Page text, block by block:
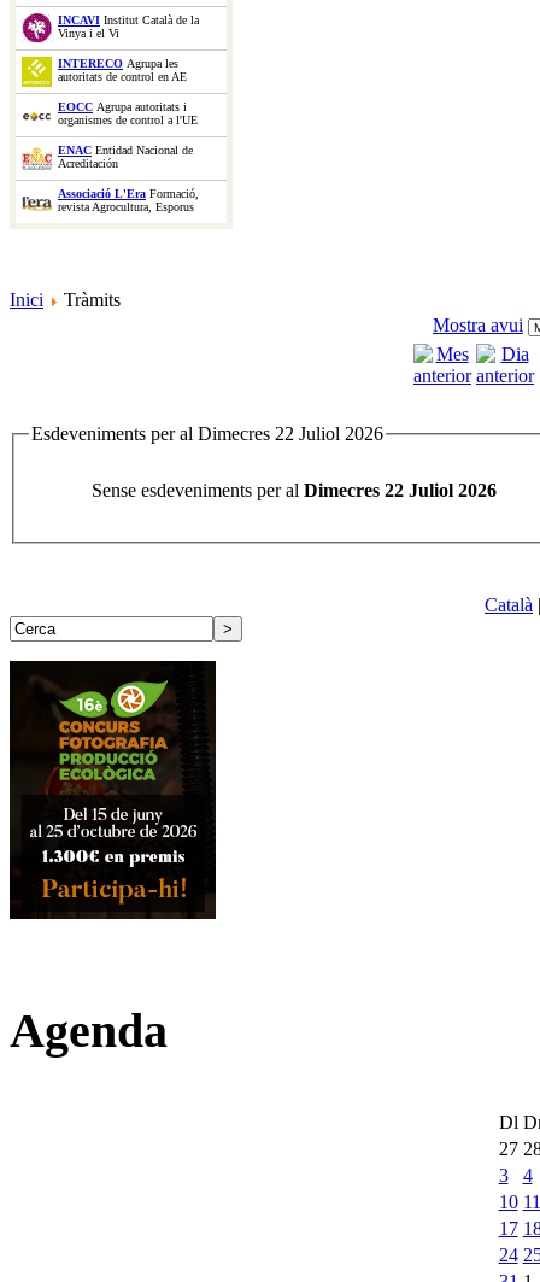
INCAVI Institut Català de la
Vinya i el Vi
INTERECO Agrupa les
autoritats de control en AE
EOCC Agrupa autoritats i
organismes de control a l'UE
ENAC Entidad Nacional de
Acreditación
Associació L'Era Formació,
revista Agrocultura, Esporus
Inici
Tràmits
Mostra avui
Esdeveniments per al Dimecres 22 Juliol 2026
Sense esdeveniments per al Dimecres 22 Juliol 2026
Català
Agenda
Dl
27
3
4
10 11
17
24